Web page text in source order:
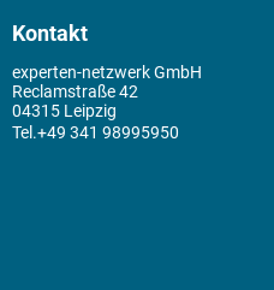
Kontakt
experten-netzwerk GmbH
Reclamstraße 42
04315 Leipzig
+49 341 98995950